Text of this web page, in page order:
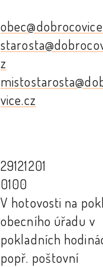
z
vice.cz
29121201
0100
V hotovosti na
obecního úřadu v
pokladních
popř. poštovní